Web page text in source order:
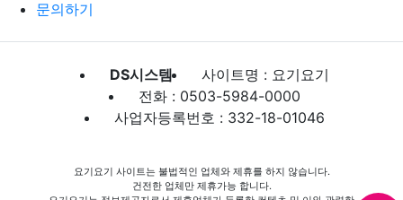
문의하기
DS시스템
사이트명 : 요기요기
전화 : 0503-5984-0000
사업자등록번호 : 332-18-01046
요기요기 사이트는 불법적인 업체와 제휴를 하지 않습니다.
건전한 업체만 제휴가능 합니다.